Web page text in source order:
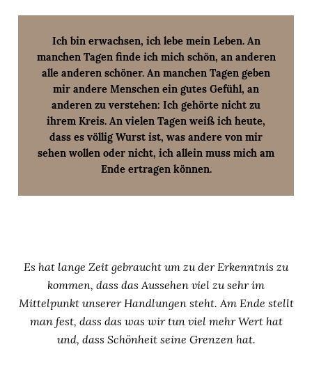
Ich bin erwachsen, ich lebe mein Leben. An
manchen Tagen finde ich mich schön, an anderen
alle anderen schöner. An manchen Tagen geben
mir andere Menschen ein gutes Gefühl, an
anderen zu verstehen: Ich gehörte nicht zu
ihrem Kreis. An vielen Tagen weiß ich heute,
dass es völlig Wurst ist, was andere von mir
sehen wollen oder nicht, ich allein muss mich am
Ende ertragen können.
Es hat lange Zeit gebraucht um zu der Erkenntnis zu
kommen, dass das Aussehen viel zu sehr im
Mittelpunkt unserer Handlungen steht. Am Ende stellt
man fest, dass das was wir tun viel mehr Wert hat
und, dass Schönheit seine Grenzen hat.